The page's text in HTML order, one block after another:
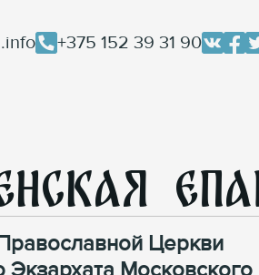
+375 152 39 31 90
Церкви
Экзархата Московского